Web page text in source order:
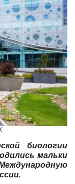
биологии
мальки